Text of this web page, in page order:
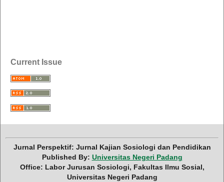
Current Issue
Jurnal Perspektif: Jurnal Kajian Sosiologi dan Pendidikan
Published By: Universitas Negeri Padang
Office: Labor Jurusan Sosiologi, Fakultas Ilmu Sosial,
Universitas Negeri Padang